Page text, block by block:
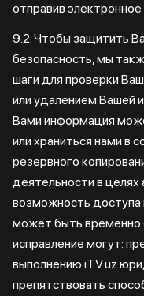
отправив
9.2. Чтобы защитить
безопасность, мы
шаги для проверки
или удалением Вашей
Вами информация
или храниться нами в
резервного
деятельности в целях
возможность доступа
может быть временно
исправление могут:
выполнению iTV.uz
препятствовать